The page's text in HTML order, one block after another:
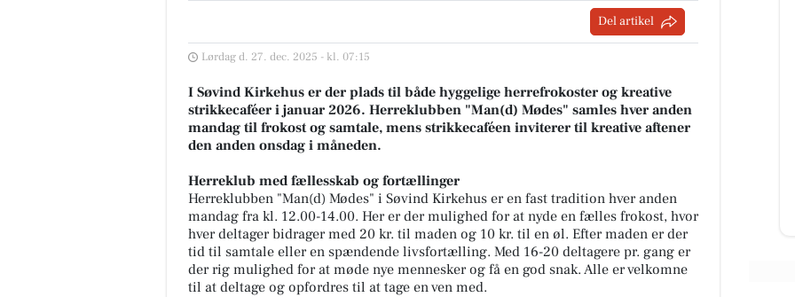
Del artikel
Lørdag d. 27. dec. 2025 - kl. 07:15
I Søvind Kirkehus er der plads til både hyggelige herrefrokoster og kreative
strikkecaféer i januar 2026. Herreklubben "Man(d) Mødes" samles hver anden
mandag til frokost og samtale, mens strikkecaféen inviterer til kreative aftener
den anden onsdag i måneden.
Herreklub med fællesskab og fortællinger
Herreklubben "Man(d) Mødes" i Søvind Kirkehus er en fast tradition hver anden
mandag fra kl. 12.00-14.00. Her er der mulighed for at nyde en fælles frokost, hvor
hver deltager bidrager med 20 kr. til maden og 10 kr. til en øl. Efter maden er der
tid til samtale eller en spændende livsfortælling. Med 16-20 deltagere pr. gang er
der rig mulighed for at møde nye mennesker og få en god snak. Alle er velkomne
til at deltage og opfordres til at tage en ven med.
VSM-Tryk
GOOOOD WEEKEND FRA VSM-
TRYK 💚 Vi er tilbage fra ferie – og
der har bestemt ikke været tid til at
Åbn opslaget
Fodterapeutisk Klinik
v/Lajla Andersen
FØR / NU - Ligtorne 1. besøg i dec.
Åbn opslaget